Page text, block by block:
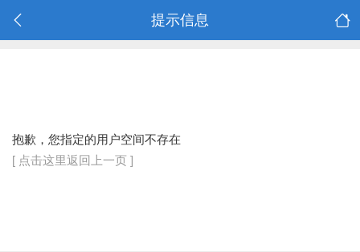
提示信息
抱歉，您指定的用户空间不存在
[ 点击这里返回上一页 ]